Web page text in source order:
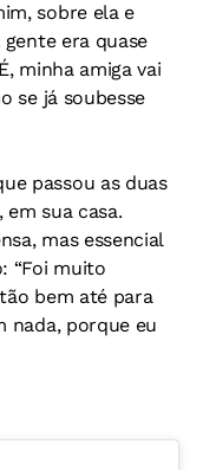
sobre ela e
era quase
minha amiga vai
se já soubesse
passou as duas
sua casa.
mas essencial
“Foi muito
bem até para
nada, porque eu